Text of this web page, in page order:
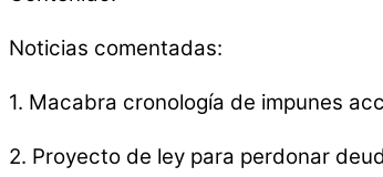
Noticias comentadas:
1. Macabra cronología de impunes
2. Proyecto de ley para perdonar